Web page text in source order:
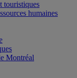
touristiques
humaines
Montréal